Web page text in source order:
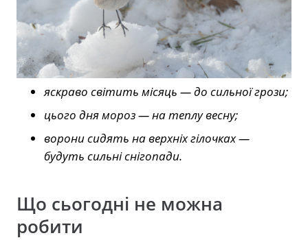
яскраво світить місяць — до сильної грози;
цього дня мороз — на теплу весну;
ворони сидять на верхніх гілочках —
будуть сильні снігопади.
Що сьогодні не можна
робити